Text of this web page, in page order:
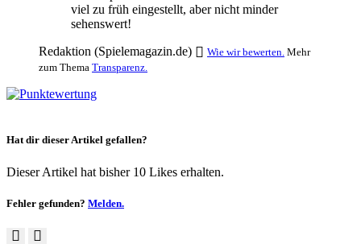
viel zu früh eingestellt, aber nicht minder
sehenswert!
Redaktion (Spielemagazin.de)
Wie wir bewerten. Mehr
zum Thema Transparenz.
Hat dir dieser Artikel gefallen?
Dieser Artikel hat bisher 10 Likes erhalten.
Fehler gefunden? Melden.